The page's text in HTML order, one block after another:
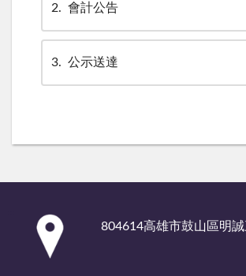
2 會計公告
3 公示送達
804614高雄市鼓山區明